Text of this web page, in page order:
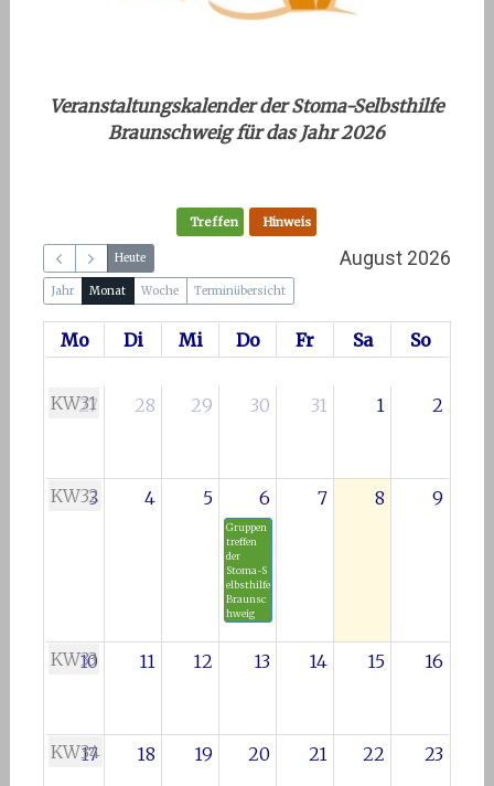
Veranstaltungskalender der Stoma-Selbsthilfe
Braunschweig für das Jahr 2026
Treffen Hinweis
Heute August 2026
Jahr Monat Woche Terminübersicht
Mo Di Mi Do Fr Sa So
KW31
27 28 29 30 31 1 2
KW32
3 4 5 6
Gruppen
treffen
der
Stoma~S
elbsthilfe
Braunsc
hweig
7 8 9
KW33
10 11 12 13 14 15 16
KW34
17 18 19 20 21 22 23